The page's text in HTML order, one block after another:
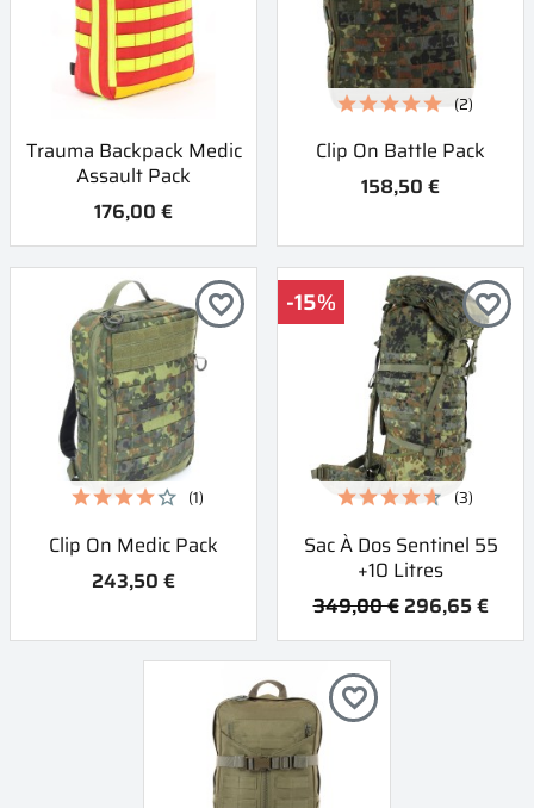
Trauma Backpack Medic
Assault Pack
176,00 €
Clip On Battle Pack
158,50 €
(2)
Clip On Medic Pack
243,50 €
(1)
favorite_border
Sac À Dos Sentinel 55
+10 Litres
349,00 € 296,65 €
(3)
-15% favorite_border
favorite_border